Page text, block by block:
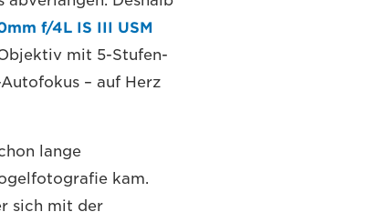
f/4L IS III USM
mit 5-Stufen-
– auf Herz
lange
kam.
sich mit der